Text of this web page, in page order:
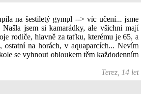
na šestiletý gympl --> víc učení... jsme
jsem si kamarádky, ale všichni mají
rodiče, hlavně za taťku, kterému je 65, a
na horách, v aquaparcích... Nevím
se vyhnout obloukem těm každodenním
Terez, 14 let